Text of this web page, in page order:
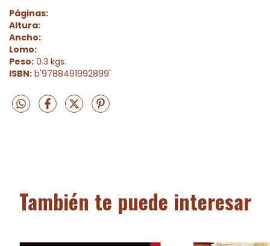
Páginas:
Altura:
Ancho:
Lomo:
Peso: 0.3 kgs.
ISBN: b'9788491992899'
También te puede interesar